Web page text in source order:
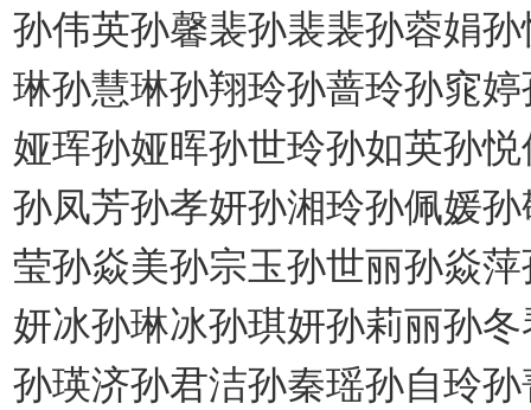
孙伟英孙馨裴孙裴裴孙蓉娟
琳孙慧琳孙翔玲孙蔷玲孙窕
娅珲孙娅晖孙世玲孙如英孙
孙凤芳孙孝妍孙湘玲孙佩媛
莹孙焱美孙宗玉孙世丽孙焱
妍冰孙琳冰孙琪妍孙莉丽孙
孙瑛济孙君洁孙秦瑶孙自玲